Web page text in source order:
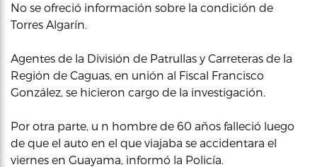
No se ofreció información sobre la condición de
Torres Algarín.
Agentes de la División de Patrullas y Carreteras de la
Región de Caguas, en unión al Fiscal Francisco
González, se hicieron cargo de la investigación.
Por otra parte, u n hombre de 60 años falleció luego
de que el auto en el que viajaba se accidentara el
viernes en Guayama, informó la Policía.